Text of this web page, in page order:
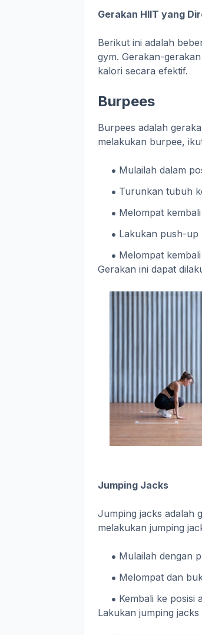
Gerakan HIIT yang
Berikut ini adalah
gym. Gerakan-
kalori secara efektif.
Burpees
Burpees adalah
melakukan burpee,
Mulailah dalam
Turunkan tubuh
Melompat
Lakukan push-up
Melompat
Gerakan ini dapat
Jumping Jacks
Jumping jacks adalah
melakukan jumping
Mulailah dengan
Melompat dan
Kembali ke posisi
Lakukan jumping